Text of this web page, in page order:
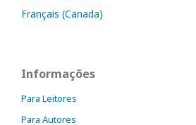
Français (Canada)
Informações
Para Leitores
Para Autores